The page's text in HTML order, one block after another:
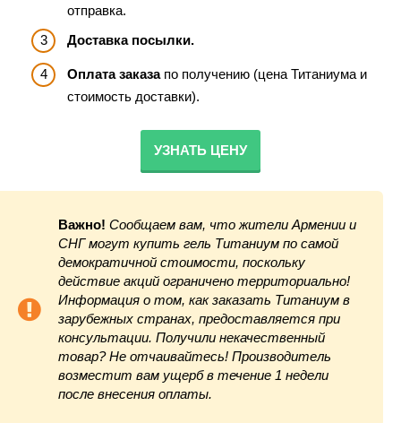
отправка.
Доставка посылки.
Оплата заказапо получению (цена Титаниума и
стоимость доставки).
УЗНАТЬ ЦЕНУ
Важно! Сообщаем вам, что жители Армении и
СНГ могут купить гель Титаниум по самой
демократичной стоимости, поскольку
действие акций ограничено территориально!
Информация о том, как заказать Титаниум в
зарубежных странах, предоставляется при
консультации. Получили некачественный
товар? Не отчаивайтесь! Производитель
возместит вам ущерб в течение 1 недели
после внесения оплаты.